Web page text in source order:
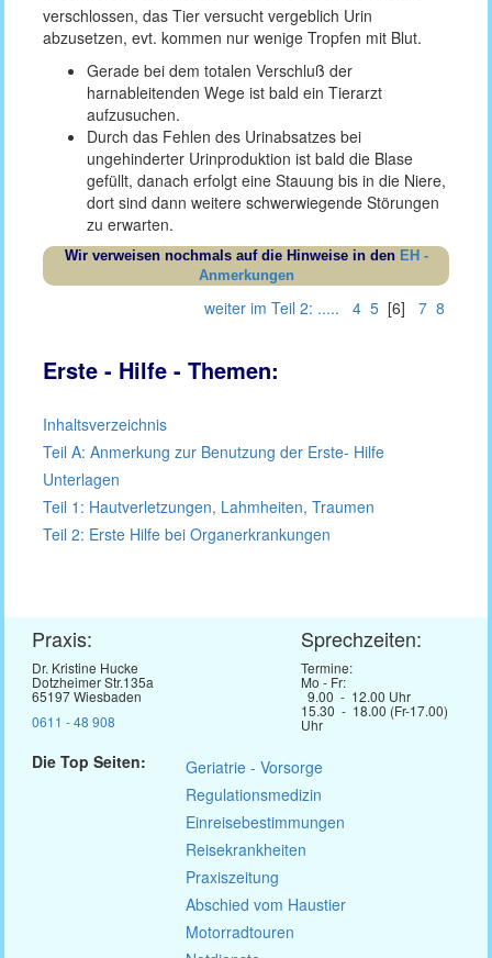
verschlossen, das Tier versucht vergeblich Urin
abzusetzen, evt. kommen nur wenige Tropfen mit Blut.
Gerade bei dem totalen Verschluß der
harnableitenden Wege ist bald ein Tierarzt
aufzusuchen.
Durch das Fehlen des Urinabsatzes bei
ungehinderter Urinproduktion ist bald die Blase
gefüllt, danach erfolgt eine Stauung bis in die Niere,
dort sind dann weitere schwerwiegende Störungen
zu erwarten.
Wir verweisen nochmals auf die Hinweise in den EH -
Anmerkungen
weiter im Teil 2: ..... 4 5[6] 7 8
Erste - Hilfe - Themen:
Inhaltsverzeichnis
Teil A: Anmerkung zur Benutzung der Erste- Hilfe
Unterlagen
Teil 1: Hautverletzungen, Lahmheiten, Traumen
Teil 2: Erste Hilfe bei Organerkrankungen
Praxis:
Dr. Kristine Hucke
Dotzheimer Str.135a
65197 Wiesbaden
0611 - 48 908
Sprechzeiten:
Termine:
Mo - Fr:
9.00 - 12.00 Uhr
15.30 - 18.00 (Fr-17.00)
Uhr
Die Top Seiten:
Geriatrie - Vorsorge
Regulationsmedizin
Einreisebestimmungen
Reisekrankheiten
Praxiszeitung
Abschied vom Haustier
Motorradtouren